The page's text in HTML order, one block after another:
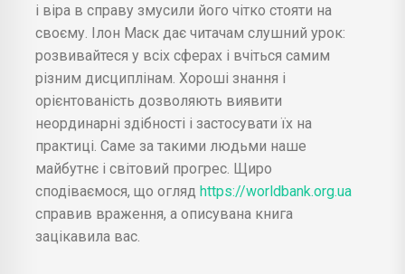
і віра в справу змусили його чітко стояти на
своєму. Ілон Маск дає читачам слушний урок:
розвивайтеся у всіх сферах і вчіться самим
різним дисциплінам. Хороші знання і
орієнтованість дозволяють виявити
неординарні здібності і застосувати їх на
практиці. Саме за такими людьми наше
майбутнє і світовий прогрес. Щиро
сподіваємося, що огляд https://worldbank.org.ua
справив враження, а описувана книга
зацікавила вас.